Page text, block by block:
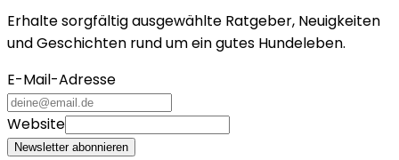
Erhalte sorgfältig ausgewählte Ratgeber, Neuigkeiten
und Geschichten rund um ein gutes Hundeleben.
E-Mail-Adresse
Website
Newsletter abonnieren